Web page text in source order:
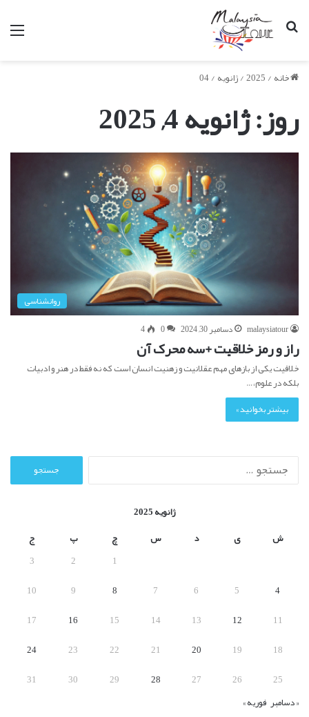
جستجو
خانه/
2025
/ژانویه/
04
روز:ژانویه 4, 2025
روانشناسی
malaysiatour
دسامبر 30, 2024 0
4
راز و رمز خلاقیت +سه محرک آن
خلاقیت یکی از بازهای مهم عقلانیت و زهنیت انسان است که نه فقط در هنر و ادبیات
بلکه در علوم،…
بیشتر بخوانید »
ژانویه 2025
ش
ی د س چ پ
ج
1
2
3
4
5
6
7
8
9
10
11
12
13
14
15
16
17
18
19
20
21
22
23
24
25
26
27
28
29
30
31
« دسامبر فوریه »